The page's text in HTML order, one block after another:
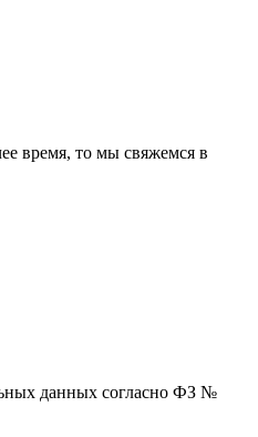
время, то мы свяжемся в
данных согласно ФЗ №